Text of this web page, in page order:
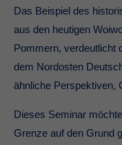
Das Beispiel des
aus den heutigen
Pommern, verdeutlicht
dem Nordosten
ähnliche Perspektiven,
Dieses Seminar
Grenze auf den Grund